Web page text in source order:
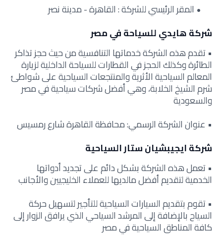
المقر الرئيسي للشركة : القاهرة - مدينة نصر
شركة هايدي للسياحة في مصر
• تقدم هذه الشركة خدماتها التنافسية من حيث حجز تذاكر
الطائرة وكذلك الحجز في القطارات للسياحة الداخلية لزيارة
المعالم السياحية الأثرية والمنتجعات السياحية على شواطئ
شرم الشيخ الخلابة، وهي أفضل شركات سياحية في مصر
والسعودية
• عنوان الشركة الرسمي: محافظة القاهرة شارع رمسيس
شركة ايجيبشيان ستار السياحية
• تعمل هذه الشركة بشكل دائم على تجديد أدواتها
الخدمية لتقديم أفضل مالديها للعملاء الخليجيين والأجانب
• تقوم بتقديم السيارات السياحية للتأجير لتسهيل حركة
السياح بالإضافة إلى المرشد السياحي الذي يرافق الزوار إلى
كافة المناطق السياحية في مصر